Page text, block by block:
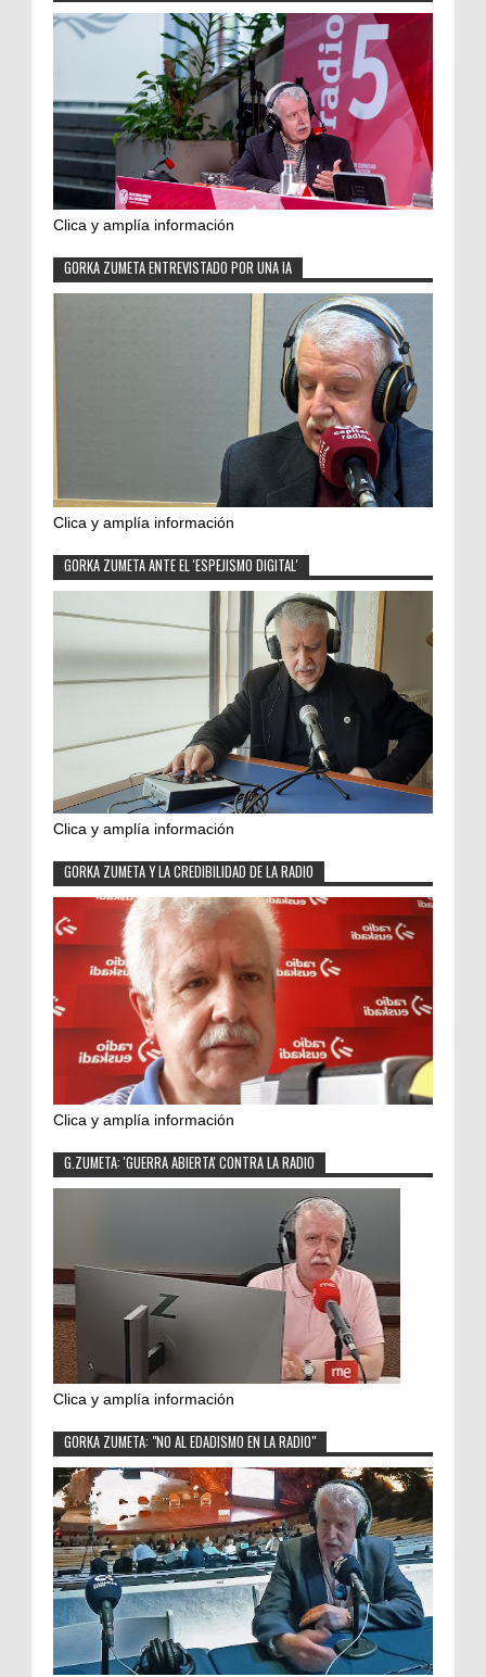
Clica y amplía información
GORKA ZUMETA ENTREVISTADO POR UNA IA
Clica y amplía información
GORKA ZUMETA ANTE EL 'ESPEJISMO DIGITAL'
Clica y amplía información
GORKA ZUMETA Y LA CREDIBILIDAD DE LA RADIO
Clica y amplía información
G.ZUMETA: 'GUERRA ABIERTA' CONTRA LA RADIO
Clica y amplía información
GORKA ZUMETA: "NO AL EDADISMO EN LA RADIO"